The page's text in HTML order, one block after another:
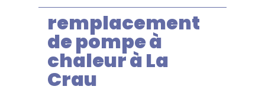
remplacement
de pompe à
chaleur à La
Crau